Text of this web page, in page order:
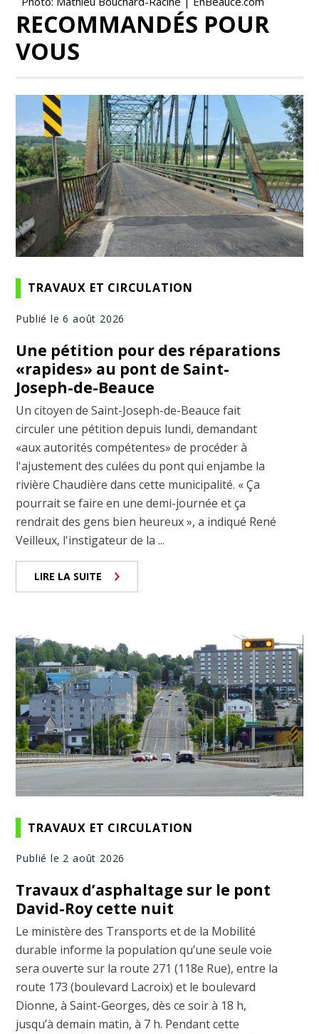
RECOMMANDÉS POUR
VOUS
TRAVAUX ET CIRCULATION
Publié le 6 août 2026
Une pétition pour des réparations
«rapides» au pont de Saint-
Joseph-de-Beauce
Un citoyen de Saint-Joseph-de-Beauce fait
circuler une pétition depuis lundi, demandant
«aux autorités compétentes» de procéder à
l'ajustement des culées du pont qui enjambe la
rivière Chaudière dans cette municipalité. « Ça
pourrait se faire en une demi-journée et ça
rendrait des gens bien heureux », a indiqué René
Veilleux, l'instigateur de la ...
LIRE LA SUITE
TRAVAUX ET CIRCULATION
Publié le 2 août 2026
Travaux d’asphaltage sur le pont
David-Roy cette nuit
Le ministère des Transports et de la Mobilité
durable informe la population qu’une seule voie
sera ouverte sur la route 271 (118e Rue), entre la
route 173 (boulevard Lacroix) et le boulevard
Dionne, à Saint-Georges, dès ce soir à 18 h,
jusqu’à demain matin, à 7 h. Pendant cette